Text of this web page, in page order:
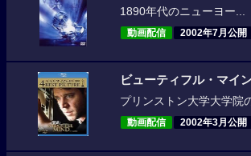
1890年代のニューヨー...
動画配信 2002年7月公開
ビューティフル・マイ
プリンストン大学大学院
動画配信 2002年3月公開